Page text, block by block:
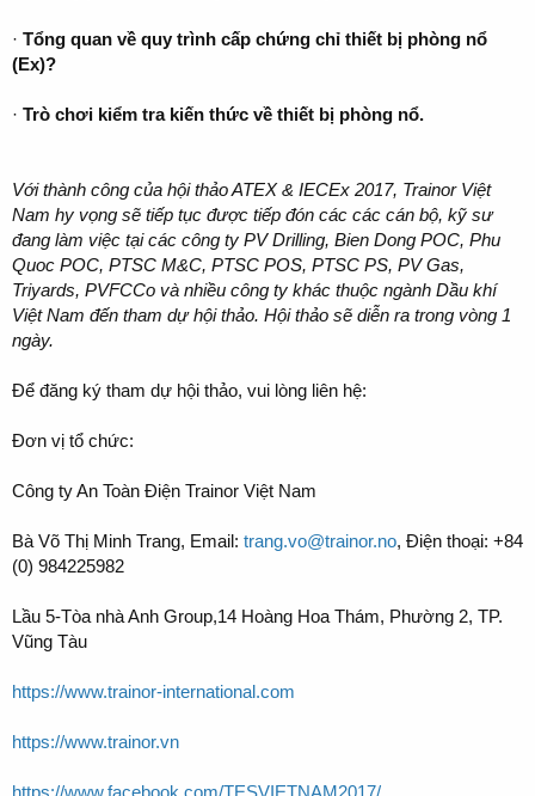
· Tổng quan về quy trình cấp chứng chỉ thiết bị phòng nổ
(Ex)?
· Trò chơi kiểm tra kiến thức về thiết bị phòng nổ.
Với thành công của hội thảo ATEX & IECEx 2017, Trainor Việt
Nam hy vọng sẽ tiếp tục được tiếp đón các các cán bộ, kỹ sư
đang làm việc tại các công ty PV Drilling, Bien Dong POC, Phu
Quoc POC, PTSC M&C, PTSC POS, PTSC PS, PV Gas,
Triyards, PVFCCo và nhiều công ty khác thuộc ngành Dầu khí
Việt Nam đến tham dự hội thảo. Hội thảo sẽ diễn ra trong vòng 1
ngày.
Để đăng ký tham dự hội thảo, vui lòng liên hệ:
Đơn vị tổ chức:
Công ty An Toàn Điện Trainor Việt Nam
Bà Võ Thị Minh Trang, Email: trang.vo@trainor.no, Điện thoại: +84
(0) 984225982
Lầu 5-Tòa nhà Anh Group,14 Hoàng Hoa Thám, Phường 2, TP.
Vũng Tàu
https://www.trainor-international.com
https://www.trainor.vn
https://www.facebook.com/TESVIETNAM2017/